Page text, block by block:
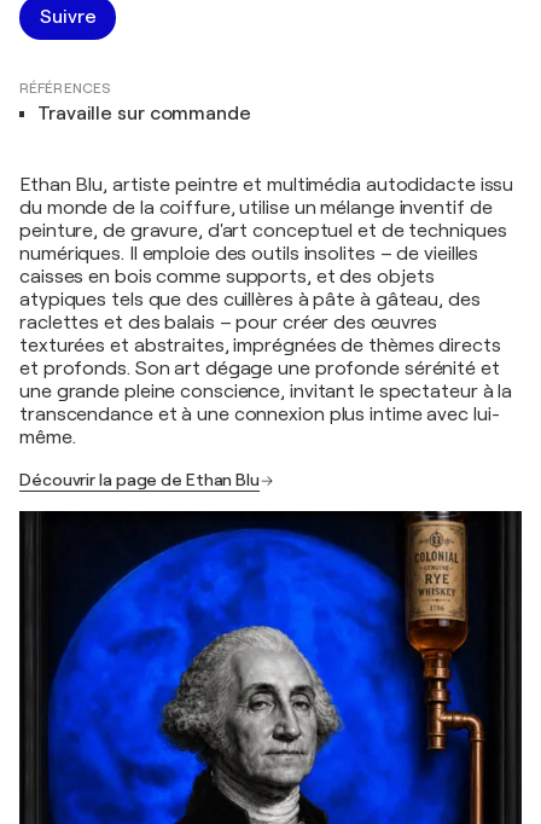
Suivre
RÉFÉRENCES
Travaille sur commande
Ethan Blu, artiste peintre et multimédia autodidacte issu
du monde de la coiffure, utilise un mélange inventif de
peinture, de gravure, d'art conceptuel et de techniques
numériques. Il emploie des outils insolites – de vieilles
caisses en bois comme supports, et des objets
atypiques tels que des cuillères à pâte à gâteau, des
raclettes et des balais – pour créer des œuvres
texturées et abstraites, imprégnées de thèmes directs
et profonds. Son art dégage une profonde sérénité et
une grande pleine conscience, invitant le spectateur à la
transcendance et à une connexion plus intime avec lui-
même.
Découvrir la page de Ethan Blu